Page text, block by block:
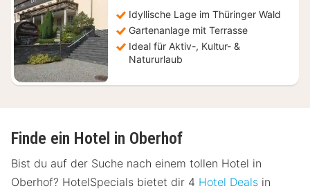
€
Idyllische Lage im Thüringer Wald
Gartenanlage mit Terrasse
Ideal für Aktiv-, Kultur- &
Natururlaub
Finde ein Hotel in Oberhof
Bist du auf der Suche nach einem tollen Hotel in
Oberhof? HotelSpecials bietet dir 4 Hotel Deals in